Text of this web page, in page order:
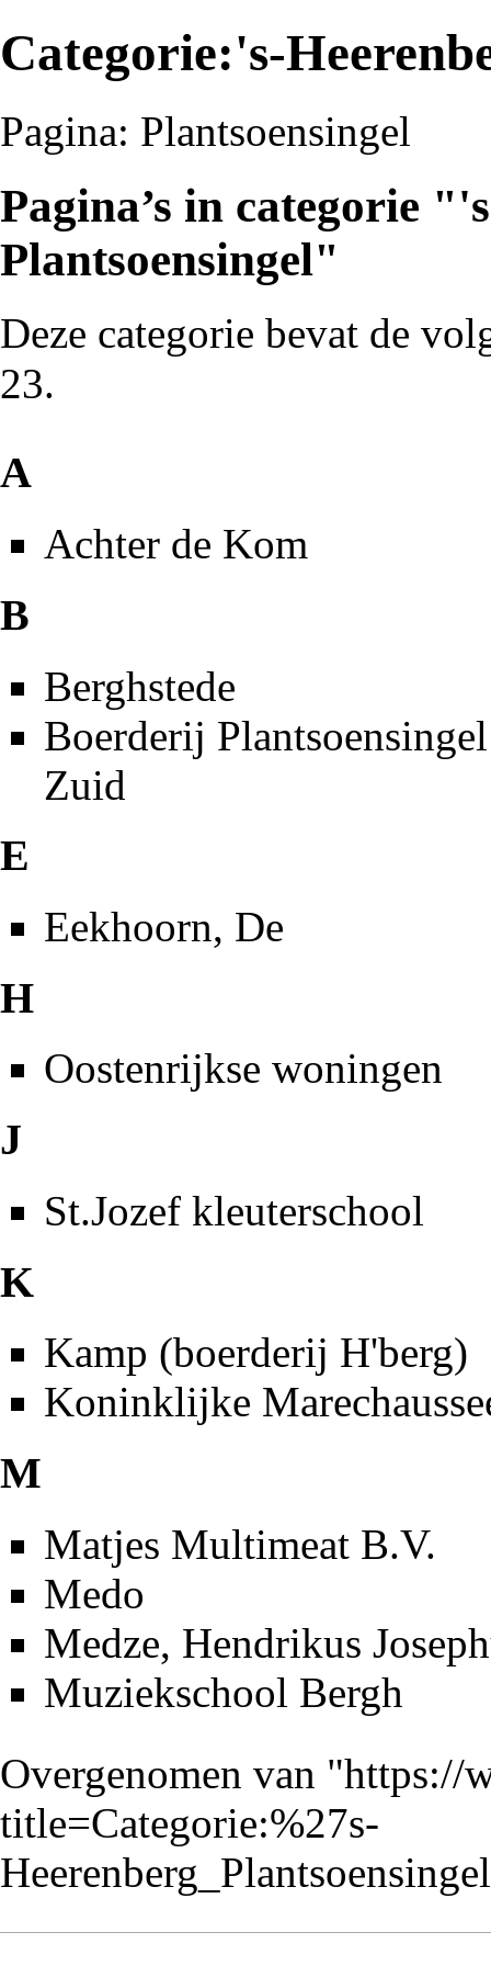
Categorie:'s-
Pagina: Plantsoensingel
Pagina’s in categorie
Plantsoensingel"
Deze categorie bevat de
23.
A
Achter de Kom
B
Berghstede
Boerderij Plantsoensingel
Zuid
E
Eekhoorn, De
H
Oostenrijkse woningen
J
St.Jozef kleuterschool
K
Kamp (boerderij H'berg)
Koninklijke
M
Matjes Multimeat B.V.
Medo
Medze, Hendrikus
Muziekschool Bergh
Overgenomen van "https://
title=Categorie:%27s-